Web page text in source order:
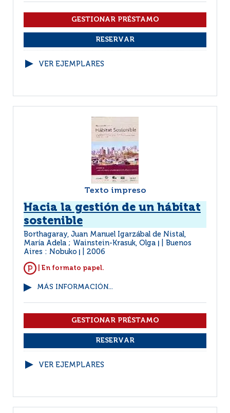
VER EJEMPLARES
Texto impreso
Hacia la gestión de un hábitat
sostenible
Borthagaray, Juan Manuel Igarzábal de Nistal,
María Adela ; Wainstein-Krasuk, Olga
Buenos
Aires : Nobuko
2006
| En formato papel.
MÁS INFORMACIÓN...
VER EJEMPLARES